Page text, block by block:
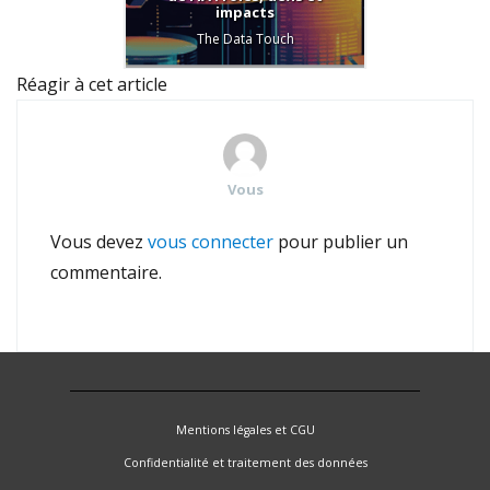
impacts
The Data Touch
Réagir à cet article
Vous
Vous devez vous connecter pour publier un
commentaire.
Mentions légales et CGU
Confidentialité et traitement des données